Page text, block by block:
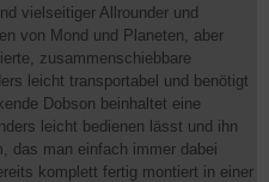
vielseitiger Allrounder und
von Mond und Planeten, aber
zusammenschiebbare
leicht transportabel und benötigt
Dobson beinhaltet eine
leicht bedienen lässt und ihn
das man einfach immer dabei
komplett fertig montiert in einer